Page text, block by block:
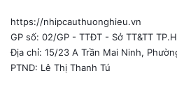
https://nhipcauthuonghieu.vn
GP số: 02/GP - TTĐT - Sở TT&TT
Địa chỉ: 15/23 A Trần Mai Ninh,
PTND: Lê Thị Thanh Tú